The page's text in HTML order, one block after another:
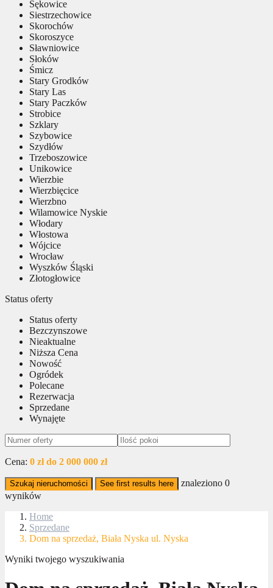
Sękowice
Siestrzechowice
Skorochów
Skoroszyce
Sławniowice
Słoków
Śmicz
Stary Grodków
Stary Las
Stary Paczków
Strobice
Szklary
Szybowice
Szydłów
Trzeboszowice
Unikowice
Wierzbie
Wierzbięcice
Wierzbno
Wilamowice Nyskie
Włodary
Włostowa
Wójcice
Wrocław
Wyszków Śląski
Złotogłowice
Status oferty
Status oferty
Bezczynszowe
Nieaktualne
Niższa Cena
Nowość
Ogródek
Polecane
Rezerwacja
Sprzedane
Wynajęte
Cena: 0 zł do 2 000 000 zł
Szukaj nieruchomości See first results here znaleziono 0
wyników
Home
Sprzedane
Dom na sprzedaż, Biała Nyska ul. Nyska
Wyniki twojego wyszukiwania